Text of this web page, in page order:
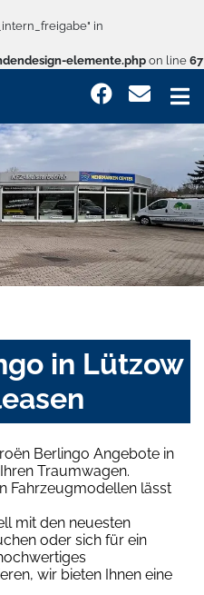
in
elemente.php on line 67
in Lützow
Berlingo Angebote in
Traumwagen.
Fahrzeugmodellen lässt
mit den neuesten
oder sich für ein
wir bieten Ihnen eine